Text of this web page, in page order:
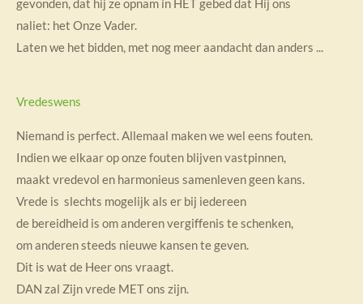
gevonden,dat hij ze opnam in HET gebed dat Hij ons
naliet: het Onze Vader.
Laten we het bidden, met nog meer aandacht dan anders ...
Vredeswens
Niemand is perfect. Allemaal maken we wel eens fouten.
Indien we elkaar op onze fouten blijven vastpinnen,
maakt vredevol en harmonieus samenleven geen kans.
Vrede is slechts mogelijk als er bij iedereen
de bereidheid is om anderen vergiffenis te schenken,
om anderen steeds nieuwe kansen te geven.
Dit is wat de Heer ons vraagt.
DAN zal Zijn vrede MET ons zijn.